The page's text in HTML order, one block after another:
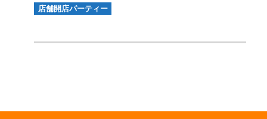
店舗開店パーティー